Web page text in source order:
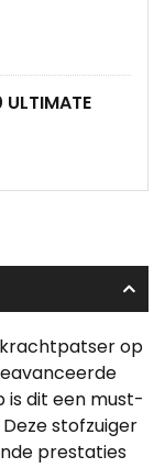
krachtpatser op
dit een must-
stofzuiger
prestaties